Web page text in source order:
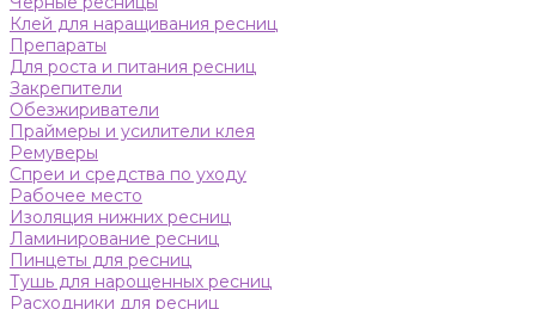
Клей для наращивания ресниц
Препараты
Для роста и питания ресниц
Закрепители
Обезжириватели
Праймеры и усилители клея
Ремуверы
Спреи и средства по уходу
Рабочее место
Изоляция нижних ресниц
Ламинирование ресниц
Пинцеты для ресниц
Тушь для нарощенных ресниц
Расходники для ресниц